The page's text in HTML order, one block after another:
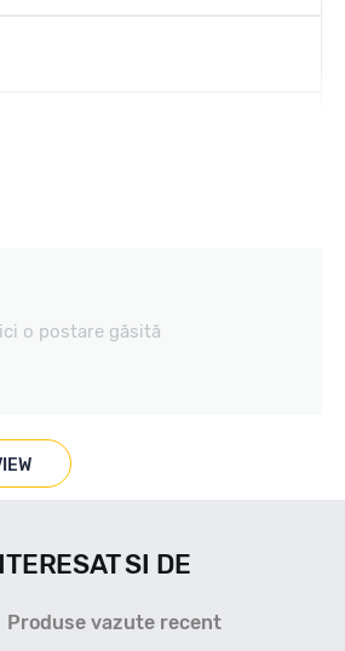
la set de 4 buc! Kit montaj GRATUIT
o postare găsită
SI DE
Produse vazute recent